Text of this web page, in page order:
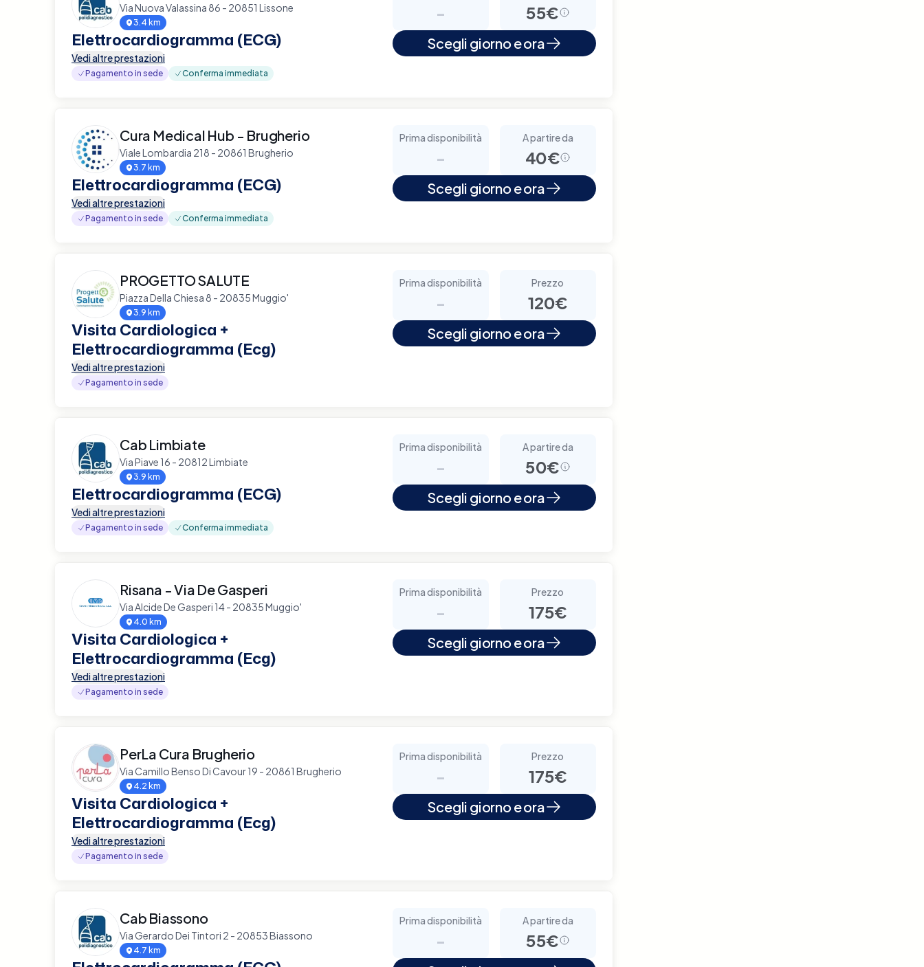
Via Nuova Valassina 86 - 20851 Lissone
3.4 km
Elettrocardiogramma (ECG)
Vedi altre prestazioni
Pagamento in sede Conferma immediata
- 55€
Scegli giorno e ora
Cura Medical Hub - Brugherio
Viale Lombardia 218 - 20861 Brugherio
3.7 km
Elettrocardiogramma (ECG)
Vedi altre prestazioni
Pagamento in sede Conferma immediata
Prima disponibilità
-
A partire da
40€
Scegli giorno e ora
PROGETTO SALUTE
Piazza Della Chiesa 8 - 20835 Muggio'
3.9 km
Visita Cardiologica +
Elettrocardiogramma (Ecg)
Vedi altre prestazioni
Pagamento in sede
Prima disponibilità
-
Prezzo
120€
Scegli giorno e ora
Cab Limbiate
Via Piave 16 - 20812 Limbiate
3.9 km
Elettrocardiogramma (ECG)
Vedi altre prestazioni
Pagamento in sede Conferma immediata
Prima disponibilità
-
A partire da
50€
Scegli giorno e ora
Risana - Via De Gasperi
Via Alcide De Gasperi 14 - 20835 Muggio'
4.0 km
Visita Cardiologica +
Elettrocardiogramma (Ecg)
Vedi altre prestazioni
Pagamento in sede
Prima disponibilità
-
Prezzo
175€
Scegli giorno e ora
PerLa Cura Brugherio
Via Camillo Benso Di Cavour 19 - 20861 Brugherio
4.2 km
Visita Cardiologica +
Elettrocardiogramma (Ecg)
Vedi altre prestazioni
Pagamento in sede
Prima disponibilità
-
Prezzo
175€
Scegli giorno e ora
Cab Biassono
Via Gerardo Dei Tintori 2 - 20853 Biassono
4.7 km
Prima disponibilità
-
A partire da
55€